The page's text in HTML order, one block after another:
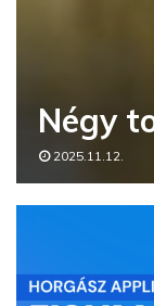
Négy
2025.11.12.